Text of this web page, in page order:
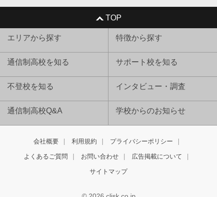
TOP
エリアから探す 特徴から探す
通信制高校を知る サポート校を知る
不登校を知る インタビュー・調査
通信制高校Q&A 学校からのお知らせ
会社概要 利用規約 プライバシーポリシー
よくあるご質問 お問い合わせ 広告掲載について
サイトマップ